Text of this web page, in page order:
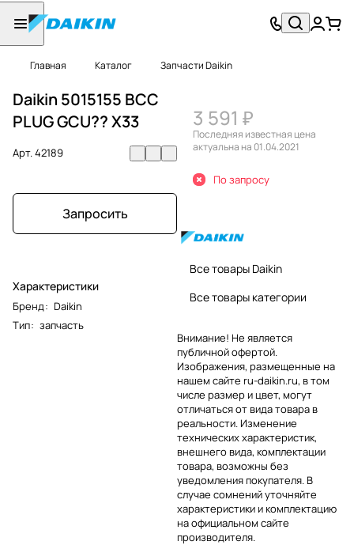
Главная Каталог Запчасти Daikin
Daikin 5015155 BCC
PLUG GCU?? X33
Арт.42189
Запросить
Характеристики
Бренд: Daikin
Тип: запчасть
3 591 ₽
Последняя известная цена
актуальна на 01.04.2021
По запросу
Все товары Daikin
Все товары категории
Внимание! Не является
публичной офертой.
Изображения, размещенные на
нашем сайте ru-daikin.ru, в том
числе размер и цвет, могут
отличаться от вида товара в
реальности. Изменение
технических характеристик,
внешнего вида, комплектации
товара, возможны без
уведомления покупателя. В
случае сомнений уточняйте
характеристики и комплектацию
на официальном сайте
производителя.